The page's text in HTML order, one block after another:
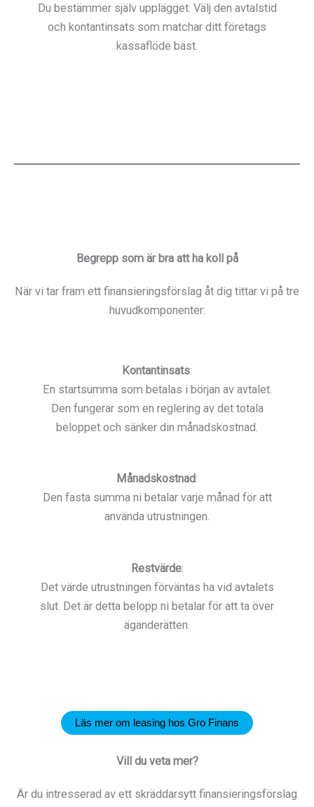
Du bestämmer själv upplägget. Välj den avtalstid
och kontantinsats som matchar ditt företags
kassaflöde bäst.
Begrepp som är bra att ha koll på
När vi tar fram ett finansieringsförslag åt dig tittar vi på tre
huvudkomponenter:
Kontantinsats:
En startsumma som betalas i början av avtalet.
Den fungerar som en reglering av det totala
beloppet och sänker din månadskostnad.
Månadskostnad:
Den fasta summa ni betalar varje månad för att
använda utrustningen.
Restvärde:
Det värde utrustningen förväntas ha vid avtalets
slut. Det är detta belopp ni betalar för att ta över
äganderätten.
Läs mer om leasing hos Gro Finans
Vill du veta mer?
Är du intresserad av ett skräddarsytt finansieringsförslag